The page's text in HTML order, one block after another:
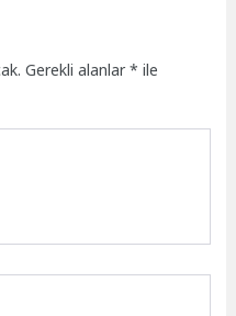
Gerekli alanlar* ile